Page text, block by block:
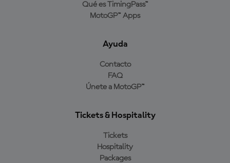
Qué es TimingPass™
MotoGP™ Apps
Ayuda
Contacto
FAQ
Únete a MotoGP™
Tickets & Hospitality
Tickets
Hospitality
Packages